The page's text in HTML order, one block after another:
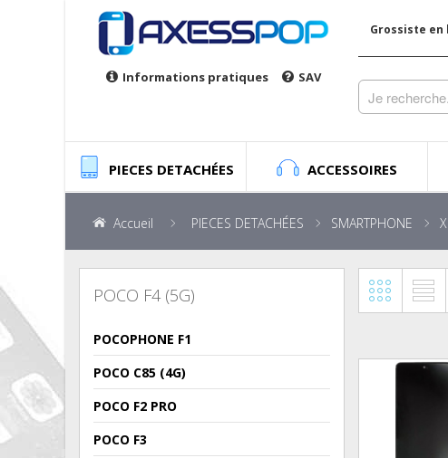
Informations pratiques SAV
Grossiste en
PIECES DETACHÉES ACCESSOIRES
Accueil PIECES DETACHÉES SMARTPHONE
POCO F4 (5G)
POCOPHONE F1
POCO C85 (4G)
POCO F2 PRO
POCO F3